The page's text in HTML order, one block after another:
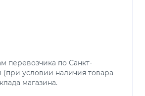
перевозчика по Санкт-
(при условии наличия товара
магазина.